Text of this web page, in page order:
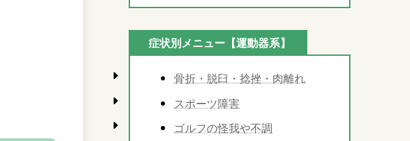
症状別メニュー【運動器系】
骨折・脱臼・捻挫・肉離れ
スポーツ障害
ゴルフの怪我や不調